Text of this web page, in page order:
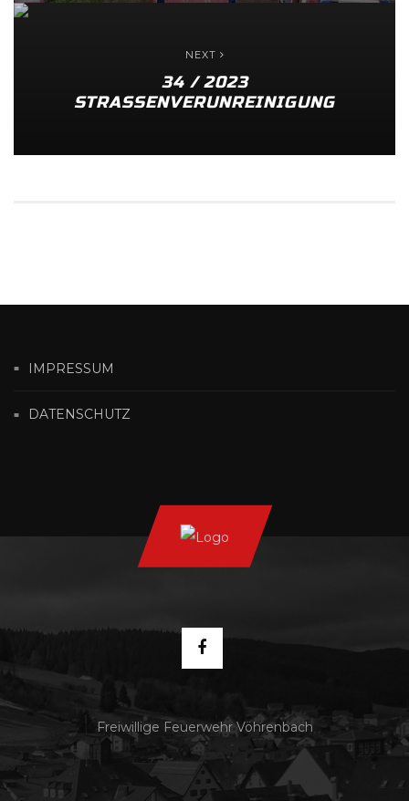
NEXT
34 / 2023
STRASSENVERUNREINIGUNG
IMPRESSUM
DATENSCHUTZ
Freiwillige Feuerwehr Vöhrenbach